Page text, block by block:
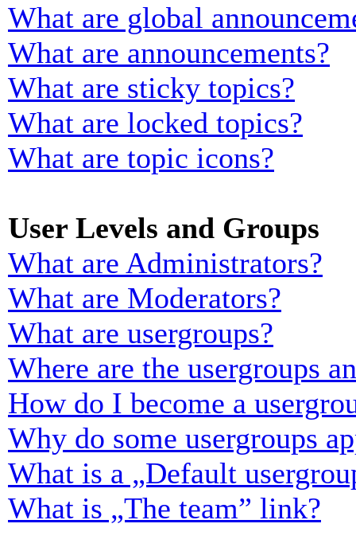
What are global
What are announcements?
What are sticky topics?
What are locked topics?
What are topic icons?
User Levels and Groups
What are Administrators?
What are Moderators?
What are usergroups?
Where are the usergroups
How do I become a
Why do some usergroups
What is a „Default
What is „The team” link?